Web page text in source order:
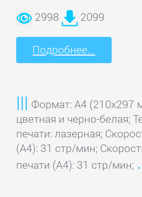
2998 2099
Подробнее...
Формат: A4 (210x297
цветная и черно-белая;
печати: лазерная;
(А4): 31 стр/мин;
печати (А4): 31 стр/мин;
Основное
Регистрация
Вход